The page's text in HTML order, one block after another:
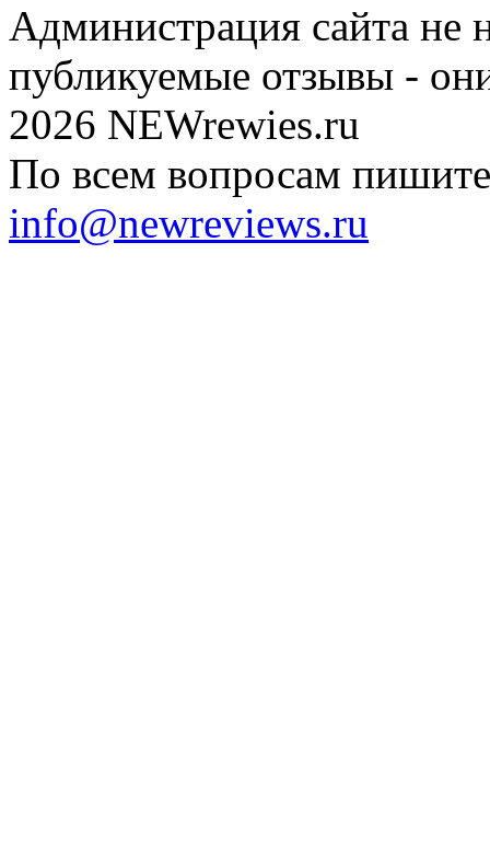
Администрация сайта не
публикуемые отзывы -
2026 NEWrewies.ru
По всем вопросам
info@newreviews.ru